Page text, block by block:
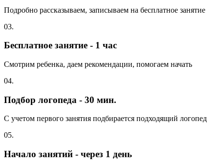
Подробно рассказываем, записываем на бесплатное занятие
03.
Бесплатное занятие - 1 час
Смотрим ребенка, даем рекомендации, помогаем начать
04.
Подбор логопеда - 30 мин.
С учетом первого занятия подбирается подходящий логопед
05.
Начало занятий - через 1 день